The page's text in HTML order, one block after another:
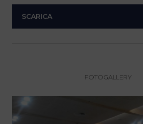
SCARICA
FOTOGALLERY